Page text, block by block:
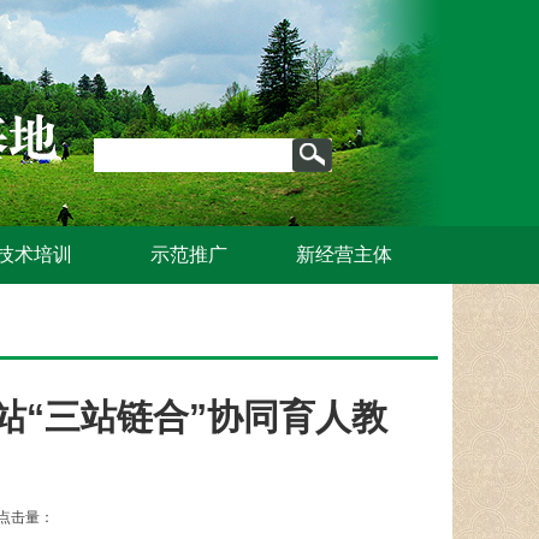
术培训 示范推广 新经营主体
“三站链合”协同育人教
量：